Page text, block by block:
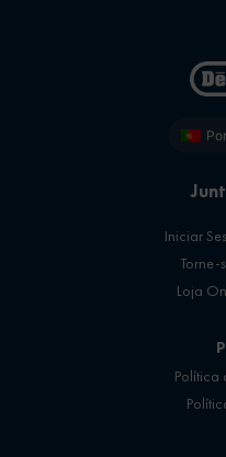
Iniciar
Torne-
Loja
Política